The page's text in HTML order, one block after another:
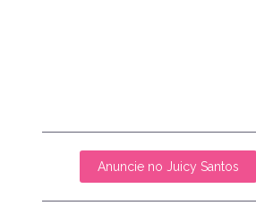
Anuncie no Juicy Santos